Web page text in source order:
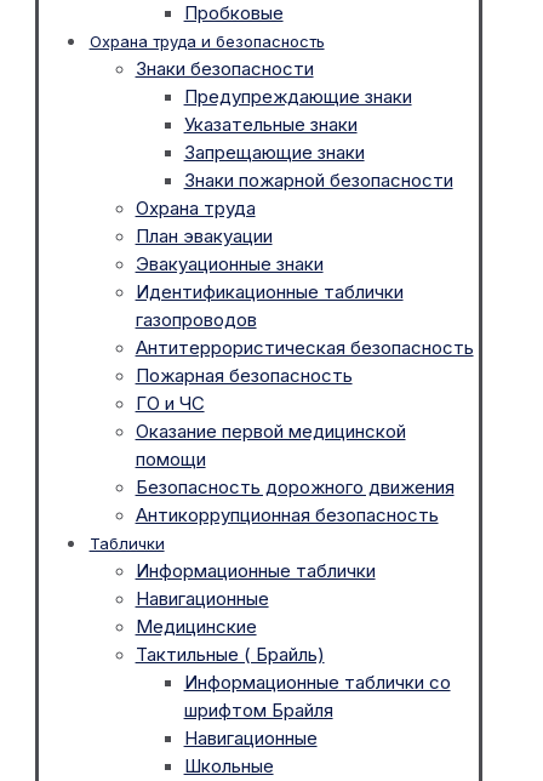
Пробковые
Охрана труда и безопасность
Знаки безопасности
Предупреждающие знаки
Указательные знаки
Запрещающие знаки
Знаки пожарной безопасности
Охрана труда
План эвакуации
Эвакуационные знаки
Идентификационные таблички
газопроводов
Антитеррористическая безопасность
Пожарная безопасность
ГО и ЧС
Оказание первой медицинской
помощи
Безопасность дорожного движения
Антикоррупционная безопасность
Таблички
Информационные таблички
Навигационные
Медицинские
Тактильные ( Брайль)
Информационные таблички со
шрифтом Брайля
Навигационные
Школьные